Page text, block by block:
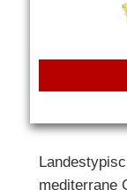
mediterrane